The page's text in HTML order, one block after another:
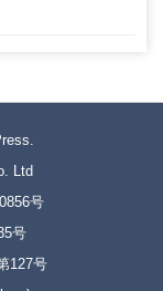
Ltd
号
号
127号